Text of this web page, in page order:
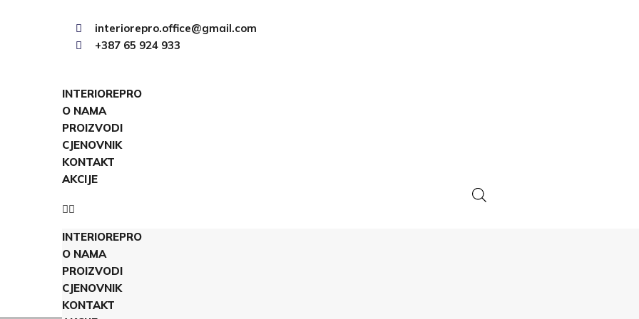
interiorepro.office@gmail.com
+387 65 924 933
INTERIOREPRO
O NAMA
PROIZVODI
CJENOVNIK
KONTAKT
AKCIJE
INTERIOREPRO
O NAMA
PROIZVODI
CJENOVNIK
KONTAKT